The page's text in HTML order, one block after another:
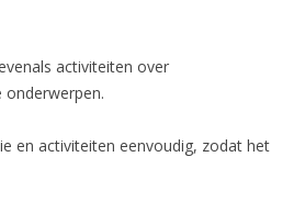
activiteiten over
onderwerpen.
en activiteiten eenvoudig, zodat het